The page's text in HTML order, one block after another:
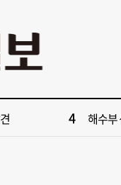
까지 [속보]
해수
치 6 '구포시